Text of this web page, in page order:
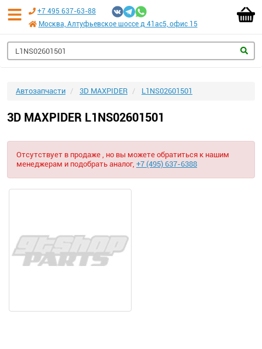
+7 495 637-63-88
Москва, Алтуфьевское шоссе д 41ас5, офис 15
Автозапчасти 3D MAXPIDER L1NS02601501
3D MAXPIDER L1NS02601501
Отсутствует в продаже , но вы можете обратиться к нашим
менеджерам и подобрать аналог, +7 (495) 637-6388